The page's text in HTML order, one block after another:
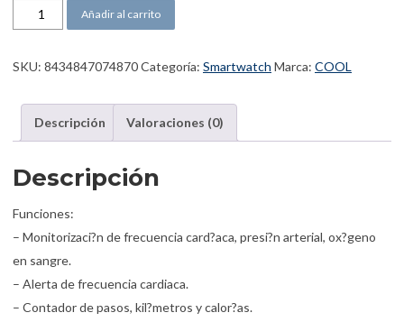
COOL SMARTWATCH DELTA SILICONA GRIS (AMOLED,
Añadir al carrito
SKU: 8434847074870Categoría: Smartwatch Marca: COOL
Descripción Valoraciones (0)
Descripción
Funciones:
– Monitorizaci?n de frecuencia card?aca, presi?n arterial, ox?geno
en sangre.
– Alerta de frecuencia cardiaca.
– Contador de pasos, kil?metros y calor?as.